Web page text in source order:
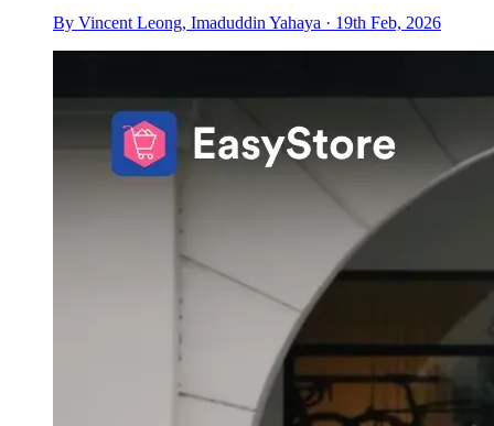
By Vincent Leong, Imaduddin Yahaya · 19th Feb, 2026